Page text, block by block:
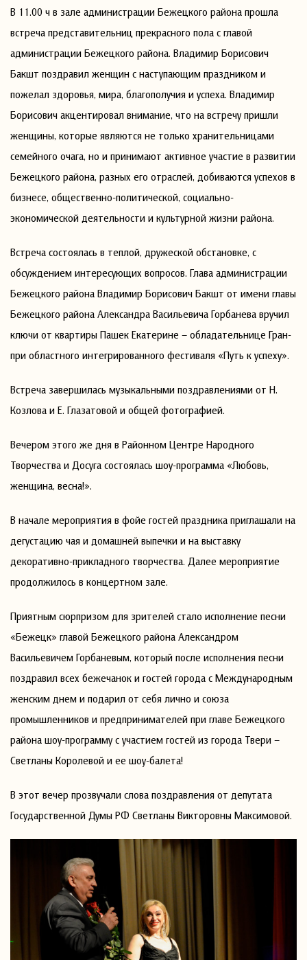
В 11.00 ч в зале администрации Бежецкого района прошла
встреча представительниц прекрасного пола с главой
администрации Бежецкого района. Владимир Борисович
Бакшт поздравил женщин с наступающим праздником и
пожелал здоровья, мира, благополучия и успеха. Владимир
Борисович акцентировал внимание, что на встречу пришли
женщины, которые являются не только хранительницами
семейного очага, но и принимают активное участие в развитии
Бежецкого района, разных его отраслей, добиваются успехов в
бизнесе, общественно-политической, социально-
экономической деятельности и культурной жизни района.
Встреча состоялась в теплой, дружеской обстановке, с
обсуждением интересующих вопросов. Глава администрации
Бежецкого района Владимир Борисович Бакшт от имени главы
Бежецкого района Александра Васильевича Горбанева вручил
ключи от квартиры Пашек Екатерине – обладательнице Гран-
при областного интегрированного фестиваля «Путь к успеху».
Встреча завершилась музыкальными поздравлениями от Н.
Козлова и Е. Глазатовой и общей фотографией.
Вечером этого же дня в Районном Центре Народного
Творчества и Досуга состоялась шоу-программа «Любовь,
женщина, весна!».
В начале мероприятия в фойе гостей праздника приглашали на
дегустацию чая и домашней выпечки и на выставку
декоративно-прикладного творчества. Далее мероприятие
продолжилось в концертном зале.
Приятным сюрпризом для зрителей стало исполнение песни
«Бежецк» главой Бежецкого района Александром
Васильевичем Горбаневым, который после исполнения песни
поздравил всех бежечанок и гостей города с Международным
женским днем и подарил от себя лично и союза
промышленников и предпринимателей при главе Бежецкого
района шоу-программу с участием гостей из города Твери –
Светланы Королевой и ее шоу-балета!
В этот вечер прозвучали слова поздравления от депутата
Государственной Думы РФ Светланы Викторовны Максимовой.